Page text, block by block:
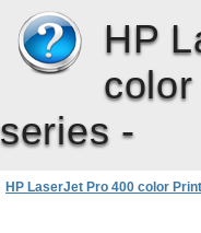
HP
series -
HP LaserJet Pro 400 color